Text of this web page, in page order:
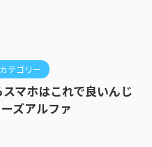
カテゴリー
マホはこれで良いんじ
ズアルファ